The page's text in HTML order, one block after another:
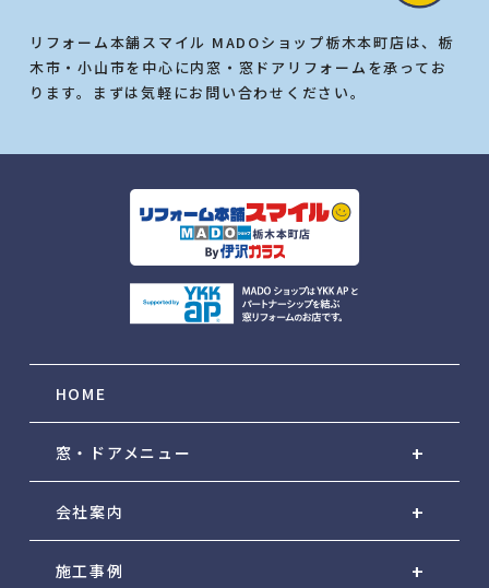
リフォーム本舗スマイル MADOショップ栃木本町店は、栃
木市・小山市を中心に内窓・窓ドアリフォームを承ってお
ります。まずは気軽にお問い合わせください。
HOME
窓・ドアメニュー
会社案内
施工事例